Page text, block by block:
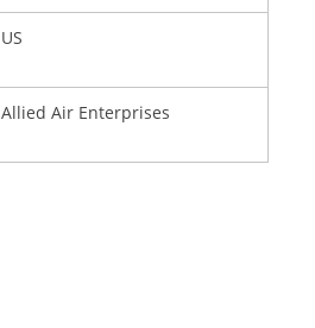
US
Allied Air Enterprises